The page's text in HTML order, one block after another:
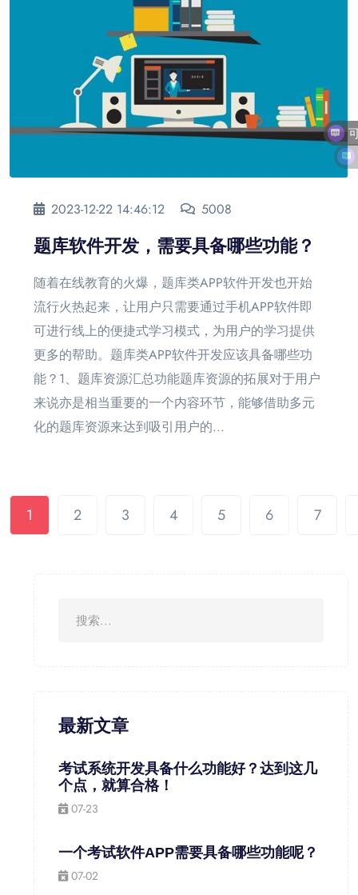
2023-12-22 14:46:12 5008
题库软件开发，需要具备哪些功能？
随着在线教育的火爆，题库类APP软件开发也开始
流行火热起来，让用户只需要通过手机APP软件即
可进行线上的便捷式学习模式，为用户的学习提供
更多的帮助。题库类APP软件开发应该具备哪些功
能？1、题库资源汇总功能题库资源的拓展对于用户
来说亦是相当重要的一个内容环节，能够借助多元
化的题库资源来达到吸引用户的...
1 2 3 4 5 6 7
最新文章
考试系统开发具备什么功能好？达到这几
个点，就算合格！
07-23
一个考试软件APP需要具备哪些功能呢？
07-02